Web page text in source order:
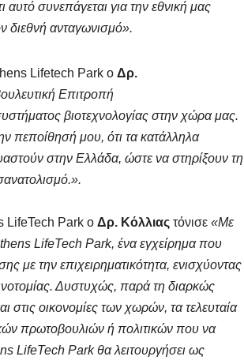
αυτό συνεπάγεται για την εθνική μας
διεθνή ανταγωνισμό».
Lifetech Park o Δρ.
Επιτροπή
βιοτεχνολογίας στην χώρα μας.
πεποίθησή μου, ότι τα κατάλληλα
στην Ελλάδα, ώστε να στηρίξουν τη
LifeTech Park ο Δρ. Κόλλιας τόνισε «Με
LifeTech Park, ένα εγχείρημα που
με την επιχειρηματικότητα, ενισχύοντας
Δυστυχώς, παρά τη διαρκώς
στις οικονομίες των χωρών, τα τελευταία
πρωτοβουλιών ή πολιτικών που να
LifeTech Park θα λειτουργήσει ως